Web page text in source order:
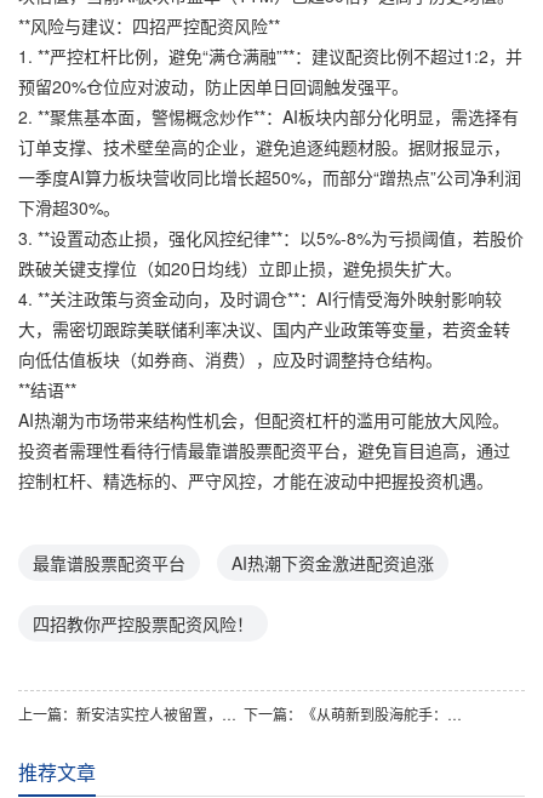
**风险与建议：四招严控配资风险**
1. **严控杠杆比例，避免“满仓满融”**：建议配资比例不超过1:2，并
预留20%仓位应对波动，防止因单日回调触发强平。
2. **聚焦基本面，警惕概念炒作**：AI板块内部分化明显，需选择有
订单支撑、技术壁垒高的企业，避免追逐纯题材股。据财报显示，
一季度AI算力板块营收同比增长超50%，而部分“蹭热点”公司净利润
下滑超30%。
3. **设置动态止损，强化风控纪律**：以5%-8%为亏损阈值，若股价
跌破关键支撑位（如20日均线）立即止损，避免损失扩大。
4. **关注政策与资金动向，及时调仓**：AI行情受海外映射影响较
大，需密切跟踪美联储利率决议、国内产业政策等变量，若资金转
向低估值板块（如券商、消费），应及时调整持仓结构。
**结语**
AI热潮为市场带来结构性机会，但配资杠杆的滥用可能放大风险。
投资者需理性看待行情最靠谱股票配资平台，避免盲目追高，通过
控制杠杆、精选标的、严守风控，才能在波动中把握投资机遇。
最靠谱股票配资平台 AI热潮下资金激进配资追涨
四招教你严控股票配资风险！
上一篇： 新安洁实控人被留置，连续4年亏损或影响线上实盘配资？ 下一篇： 《从萌新到股海舵手：我的配资炒股成长路线破茧实录》
推荐文章